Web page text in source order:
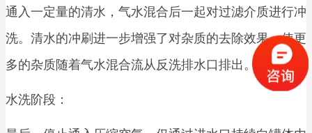
通入一定量的清水，气水混合后一起对过滤介质进行冲
洗。清水的冲刷进一步增强了对杂质的去除效果，使更
多的杂质随着气水混合流从反洗排水口排出。
水洗阶段：